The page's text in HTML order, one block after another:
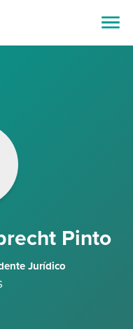
Pinto
Jurídico